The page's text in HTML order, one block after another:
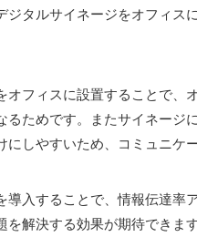
ジタルサイネージをオフィス
オフィスに設置することで、
るためです。またサイネージ
にしやすいため、コミュニケ
導入することで、情報伝達率
を解決する効果が期待できま